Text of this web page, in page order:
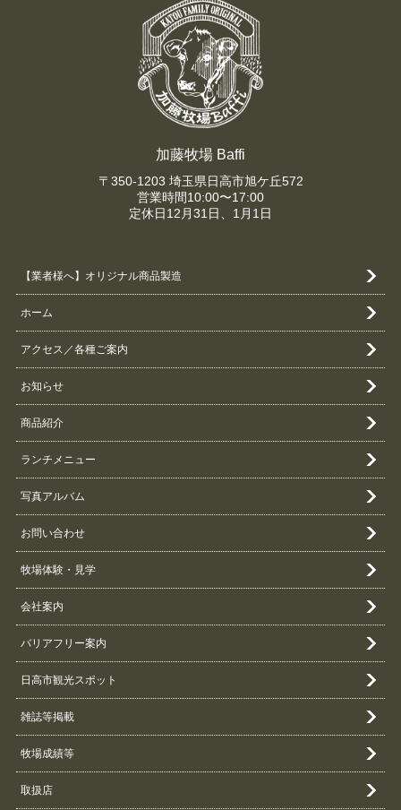
加藤牧場 Baffi
〒350-1203 埼玉県日高市旭ケ丘572
営業時間10:00〜17:00
定休日12月31日、1月1日
【業者様へ】オリジナル商品製造
ホーム
アクセス／各種ご案内
お知らせ
商品紹介
ランチメニュー
写真アルバム
お問い合わせ
牧場体験・見学
会社案内
バリアフリー案内
日高市観光スポット
雑誌等掲載
牧場成績等
取扱店